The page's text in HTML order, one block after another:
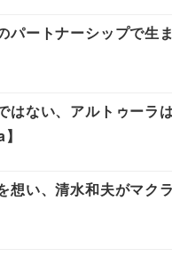
パートナーシップで生
はない、アルトゥーラ
想い、清水和夫がマ